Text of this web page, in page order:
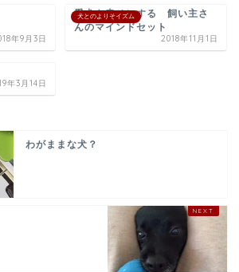
年9月3日
犬とのよりそイズム
愛犬を幸せにする 飼い主さ
んのマインドセット
2018年11月1日
年3月14日
わがままな犬？